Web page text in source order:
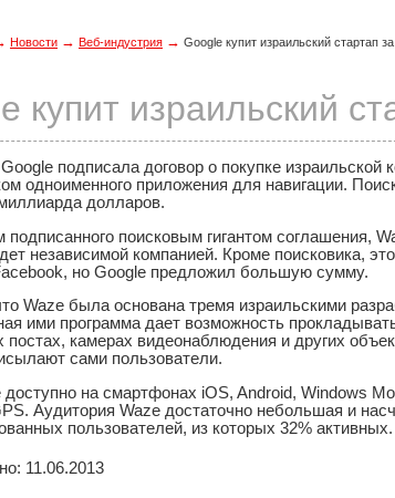
Новости → Веб-индустрия → Google купит израильский стартап
купит израильский
подписала договор о покупке израильской
одноименного приложения для навигации.
долларов.
подписанного поисковым гигантом соглашения,
независимой компанией. Кроме поисковика,
но Google предложил большую сумму.
Waze была основана тремя израильскими
ими программа дает возможность
постах, камерах видеонаблюдения и других
сами пользователи.
на смартфонах iOS, Android, Windows
Аудитория Waze достаточно небольшая и
пользователей, из которых 32% активных.
11.06.2013